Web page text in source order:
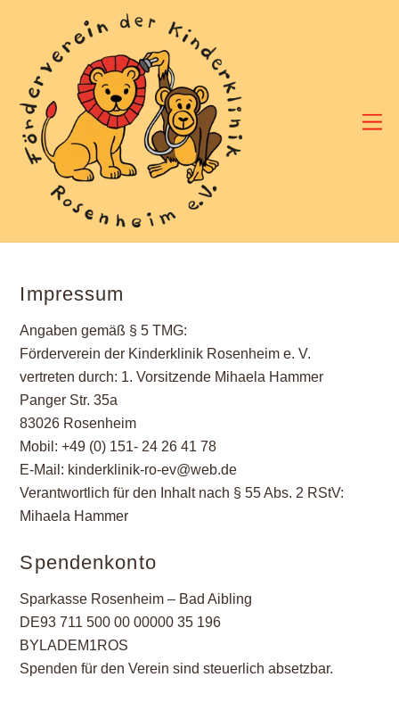
Impressum
Angaben gemäß § 5 TMG:
Förderverein der Kinderklinik Rosenheim e. V.
vertreten durch: 1. Vorsitzende Mihaela Hammer
Panger Str. 35a
83026 Rosenheim
Mobil: +49 (0) 151- 24 26 41 78
E-Mail: kinderklinik-ro-ev@web.de
Verantwortlich für den Inhalt nach § 55 Abs. 2 RStV:
Mihaela Hammer
Spendenkonto
Sparkasse Rosenheim – Bad Aibling
DE93 711 500 00 00000 35 196
BYLADEM1ROS
Spenden für den Verein sind steuerlich absetzbar.